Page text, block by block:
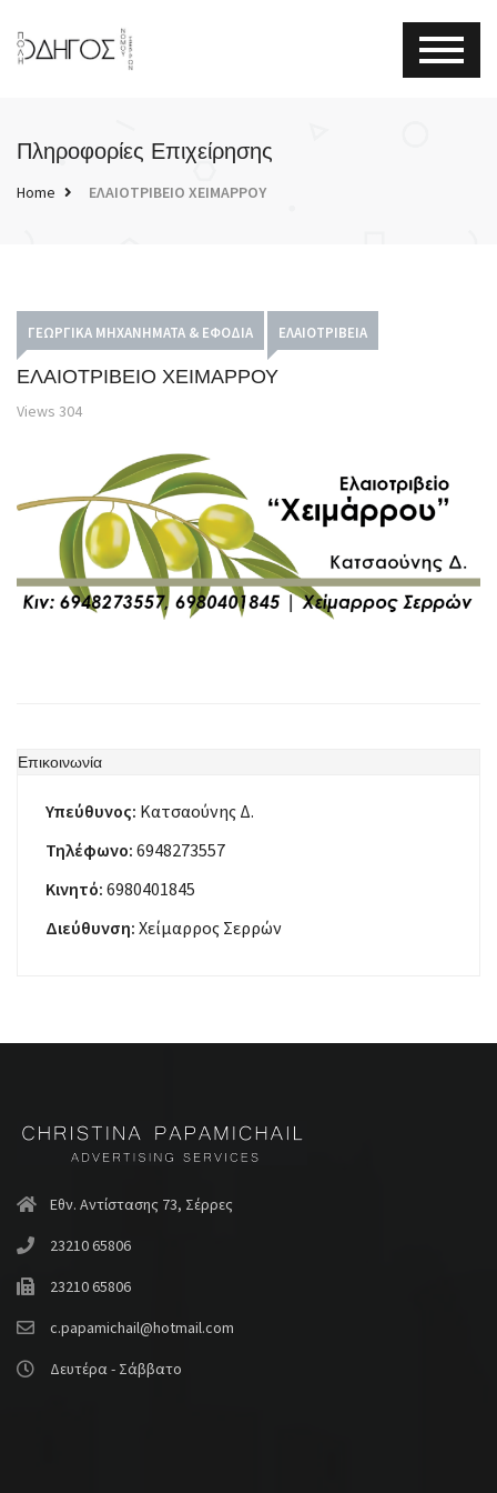
Πληροφορίες Επιχείρησης
Home ΕΛΑΙΟΤΡΙΒΕΙΟ ΧΕΙΜΑΡΡΟΥ
ΓΕΩΡΓΙΚΆ ΜΗΧΑΝΉΜΑΤΑ & ΕΦΌΔΙΑ ΕΛΑΙΟΤΡΙΒΕΊΑ
ΕΛΑΙΟΤΡΙΒΕΙΟ ΧΕΙΜΑΡΡΟΥ
Views 304
Επικοινωνία
Υπεύθυνος: Κατσαούνης Δ.
Τηλέφωνο: 6948273557
Κινητό: 6980401845
Διεύθυνση: Χείμαρρος Σερρών
Εθν. Αντίστασης 73, Σέρρες
23210 65806
23210 65806
c.papamichail@hotmail.com
Δευτέρα - Σάββατο